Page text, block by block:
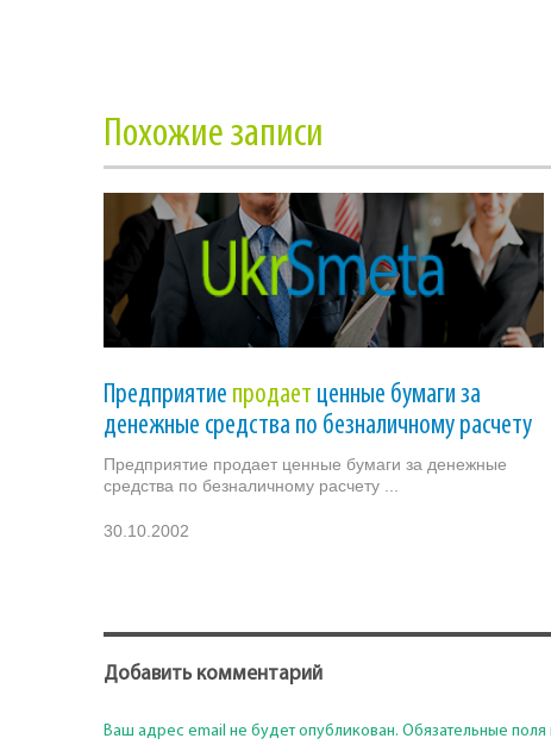
Похожие записи
Предприятие продает ценные бумаги за
денежные средства по безналичному расчету
Предприятие продает ценные бумаги за денежные
средства по безналичному расчету ...
30.10.2002
Добавить комментарий
Ваш адрес email не будет опубликован. Обязательные